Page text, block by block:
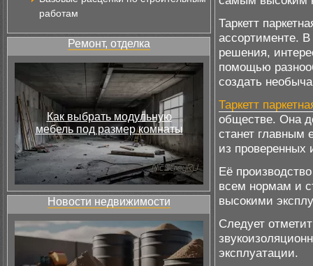
работам
Ремонт, отделка
Как выбрать модульную
мебель под размер комнаты
Новости недвижимости
Таркетт
ассортименте.
решения,
помощью
создать
Таркетт
обществе. Она
станет главным
из проверенных
Её
всем нормам и
высокими
Следует
эксплуатации.